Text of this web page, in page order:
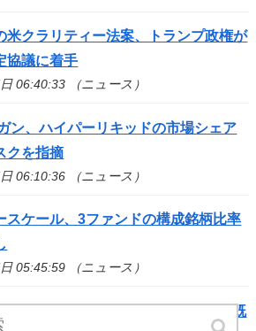
米クラリティー法案、トランプ政権が
協議に着手
06:40:33 （ニュース）
ン、ハイパーリキッドの市場シェア
クを指摘
06:10:36 （ニュース）
スケール、3ファンドの構成銘柄比率
05:45:59 （ニュース）
ル、コインベースとのUSDC提携を既